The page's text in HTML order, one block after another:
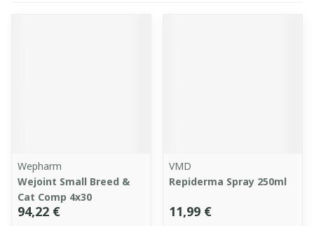
Wepharm
Wejoint Small Breed &
Cat Comp 4x30
94,22 €
VMD
Repiderma Spray 250ml
11,99 €